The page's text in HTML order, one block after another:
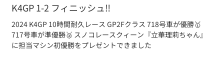
K4GP 1-2 フィニッシュ‼️
2024 K4GP 10時間耐久レース GP2Fクラス 718号車が優勝🥇
717号車が準優勝🥈 スノコレースクィーン『立華理莉ちゃん』
に担当マシン初優勝をプレゼントできました